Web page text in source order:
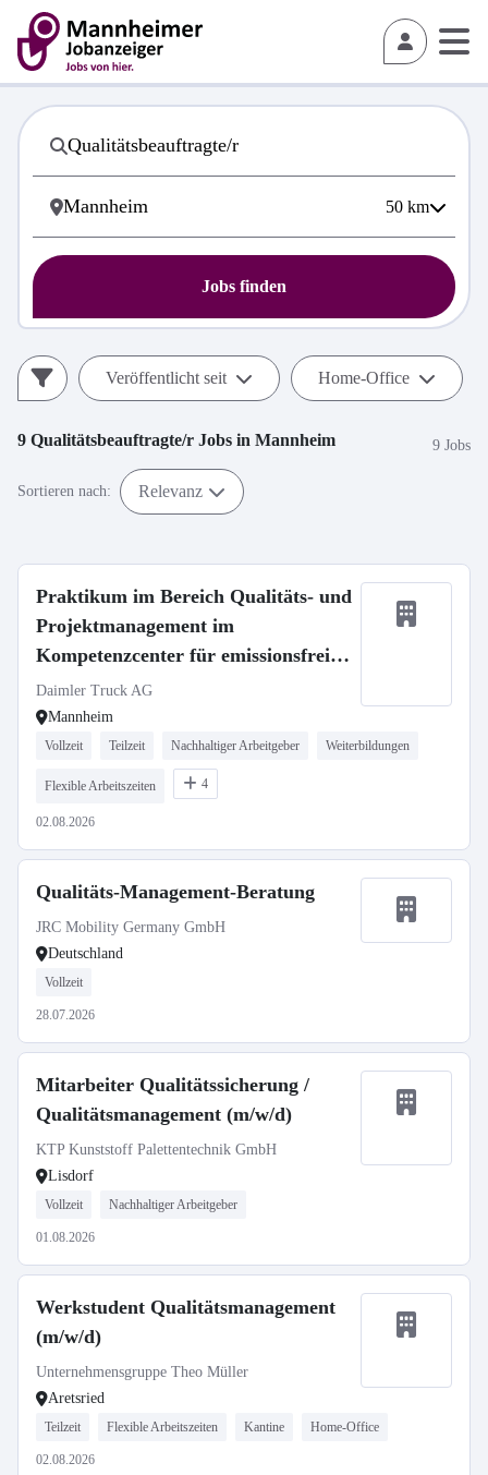
50 km
Jobs finden
Veröffentlicht seit Home-Office
9 Qualitätsbeauftragte/r Jobs in Mannheim 9 Jobs
Sortieren nach: Relevanz
Praktikum im Bereich Qualitäts- und
Projektmanagement im
Kompetenzcenter für emissionsfreie
Mobilität (KEM) ab Oktober 2026
Daimler Truck AG
Mannheim
Vollzeit Teilzeit Nachhaltiger Arbeitgeber Weiterbildungen
Flexible Arbeitszeiten 4
02.08.2026
Qualitäts-Management-Beratung
JRC Mobility Germany GmbH
Deutschland
Vollzeit
28.07.2026
Mitarbeiter Qualitätssicherung /
Qualitätsmanagement (m/w/d)
KTP Kunststoff Palettentechnik GmbH
Lisdorf
Vollzeit Nachhaltiger Arbeitgeber
01.08.2026
Werkstudent Qualitätsmanagement
(m/w/d)
Unternehmensgruppe Theo Müller
Aretsried
Teilzeit Flexible Arbeitszeiten Kantine Home-Office
02.08.2026